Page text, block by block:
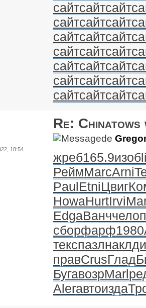
сайтсайтсайт
сайтсайтсайт
сайтсайтсайт
сайтсайтсайт
сайтсайтсайт
сайтсайтсайт
сайтсайтсайт
Re: Chinatows
de
жреб165.9изоб
РеймMarcArni
PaulEtniЦвиг
HowaHurtIrvi
EdgaВанччело
сборфарф1980
текспазлнакл
правCrusГлад
БугавозрMarl
Alerавтоизда
18:54